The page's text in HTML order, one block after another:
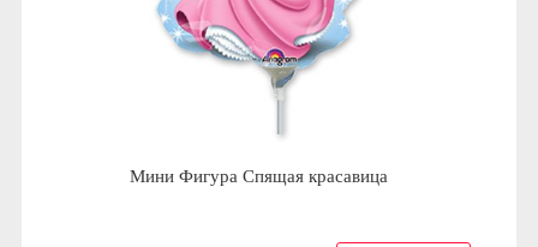
Мини Фигура Спящая красавица